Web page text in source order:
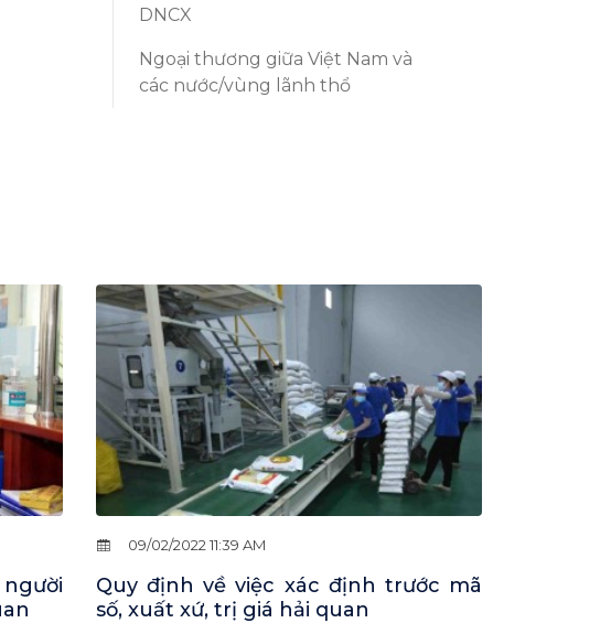
DNCX
Ngoại thương giữa Việt Nam và
các nước/vùng lãnh thổ
09/02/2022 11:39 AM
Quy định về việc xác định trước mã
số, xuất xứ, trị giá hải quan